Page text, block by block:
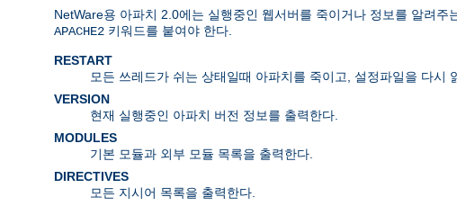
NetWare용 아파치 2.0에는 실행중인 웹서버를 죽이거나 정보를 알려
APACHE2 키워드를 붙여야 한다.
RESTART
모든 쓰레드가 쉬는 상태일때 아파치를 죽이고, 설정파일을 다시
VERSION
현재 실행중인 아파치 버전 정보를 출력한다.
MODULES
기본 모듈과 외부 모듈 목록을 출력한다.
DIRECTIVES
모든 지시어 목록을 출력한다.